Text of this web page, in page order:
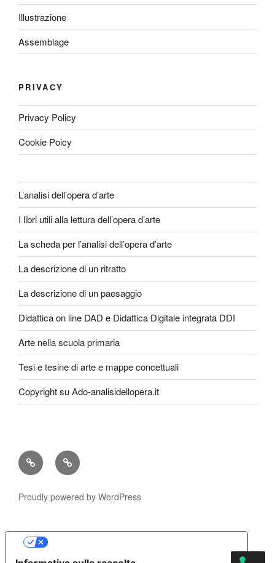
Illustrazione
Assemblage
PRIVACY
Privacy Policy
Cookie Poicy
L’analisi dell’opera d’arte
I libri utili alla lettura dell’opera d’arte
La scheda per l’analisi dell’opera d’arte
La descrizione di un ritratto
La descrizione di un paesaggio
Didattica on line DAD e Didattica Digitale integrata DDI
Arte nella scuola primaria
Tesi e tesine di arte e mappe concettuali
Copyright su Ado-analisidellopera.it
Privacy
Policy
Cookie
Poicy
Proudly powered by WordPress
Le tue preferenze relative alla privacy